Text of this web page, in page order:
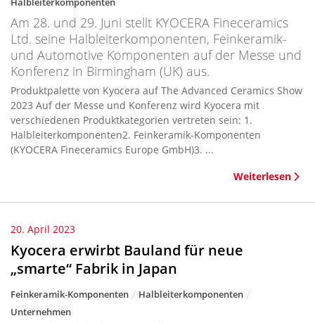
Am 28. und 29. Juni stellt KYOCERA Fineceramics
Ltd. seine Halbleiterkomponenten, Feinkeramik-
und Automotive Komponenten auf der Messe und
Konferenz in Birmingham (UK) aus.
Produktpalette von Kyocera auf The Advanced Ceramics Show
2023 Auf der Messe und Konferenz wird Kyocera mit
verschiedenen Produktkategorien vertreten sein: 1.
Halbleiterkomponenten2. Feinkeramik-Komponenten
(KYOCERA Fineceramics Europe GmbH)3. ...
Weiterlesen
20. April 2023
Kyocera erwirbt Bauland für neue
„smarte“ Fabrik in Japan
Feinkeramik-Komponenten
Halbleiterkomponenten
Unternehmen